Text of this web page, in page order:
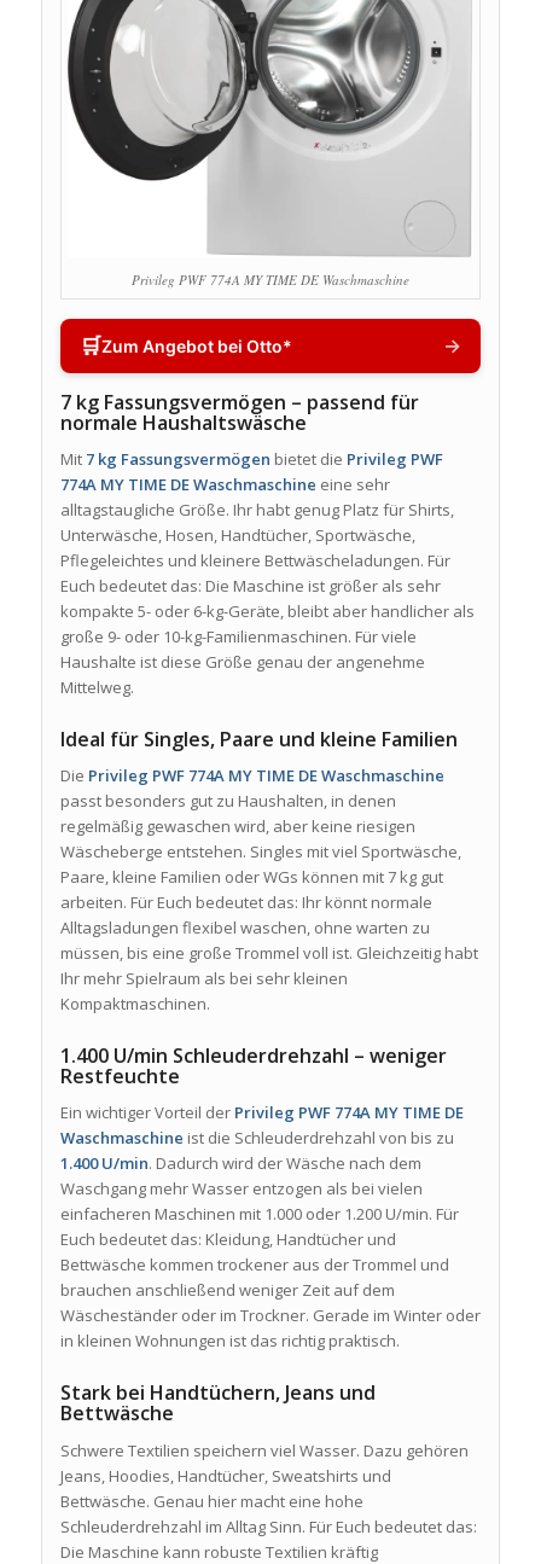
Privileg PWF 774A MY TIME DE Waschmaschine
🛒Zum Angebot bei Otto* →
7 kg Fassungsvermögen – passend für
normale Haushaltswäsche
Mit 7 kg Fassungsvermögen bietet die Privileg PWF
774A MY TIME DE Waschmaschine eine sehr
alltagstaugliche Größe. Ihr habt genug Platz für Shirts,
Unterwäsche, Hosen, Handtücher, Sportwäsche,
Pflegeleichtes und kleinere Bettwäscheladungen. Für
Euch bedeutet das: Die Maschine ist größer als sehr
kompakte 5- oder 6-kg-Geräte, bleibt aber handlicher als
große 9- oder 10-kg-Familienmaschinen. Für viele
Haushalte ist diese Größe genau der angenehme
Mittelweg.
Ideal für Singles, Paare und kleine Familien
Die Privileg PWF 774A MY TIME DE Waschmaschine
passt besonders gut zu Haushalten, in denen
regelmäßig gewaschen wird, aber keine riesigen
Wäscheberge entstehen. Singles mit viel Sportwäsche,
Paare, kleine Familien oder WGs können mit 7 kg gut
arbeiten. Für Euch bedeutet das: Ihr könnt normale
Alltagsladungen flexibel waschen, ohne warten zu
müssen, bis eine große Trommel voll ist. Gleichzeitig habt
Ihr mehr Spielraum als bei sehr kleinen
Kompaktmaschinen.
1.400 U/min Schleuderdrehzahl – weniger
Restfeuchte
Ein wichtiger Vorteil der Privileg PWF 774A MY TIME DE
Waschmaschine ist die Schleuderdrehzahl von bis zu
1.400 U/min. Dadurch wird der Wäsche nach dem
Waschgang mehr Wasser entzogen als bei vielen
einfacheren Maschinen mit 1.000 oder 1.200 U/min. Für
Euch bedeutet das: Kleidung, Handtücher und
Bettwäsche kommen trockener aus der Trommel und
brauchen anschließend weniger Zeit auf dem
Wäscheständer oder im Trockner. Gerade im Winter oder
in kleinen Wohnungen ist das richtig praktisch.
Stark bei Handtüchern, Jeans und
Bettwäsche
Schwere Textilien speichern viel Wasser. Dazu gehören
Jeans, Hoodies, Handtücher, Sweatshirts und
Bettwäsche. Genau hier macht eine hohe
Schleuderdrehzahl im Alltag Sinn. Für Euch bedeutet das:
Die Maschine kann robuste Textilien kräftig